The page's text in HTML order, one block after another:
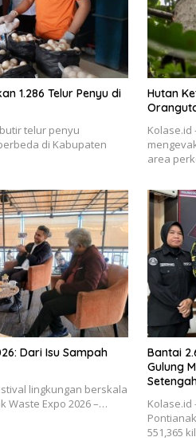
1.286 Telur Penyu di
telur penyu
di Kabupaten
Hutan
Kolase.id
area
Dari Isu Sampah
lingkungan berskala
Waste Expo 2026 –…
Bantai
Gulung
Kolase.id
551,365